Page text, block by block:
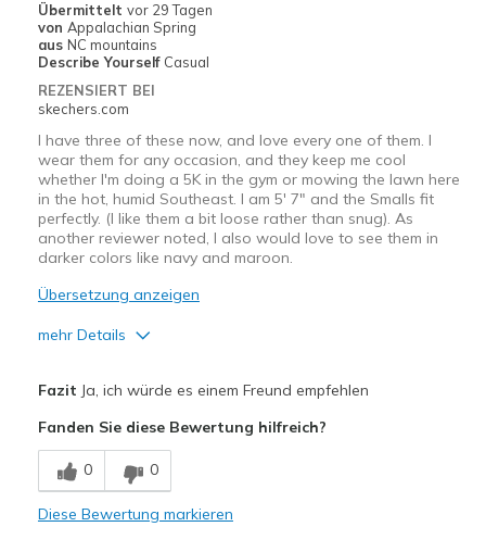
Übermittelt vor 29 Tagen
von Appalachian Spring
aus NC mountains
Describe Yourself Casual
REZENSIERT BEI
skechers.com
I have three of these now, and love every one of them. I
wear them for any occasion, and they keep me cool
whether I'm doing a 5K in the gym or mowing the lawn here
in the hot, humid Southeast. I am 5' 7" and the Smalls fit
perfectly. (I like them a bit loose rather than snug). As
another reviewer noted, I also would love to see them in
darker colors like navy and maroon.
Übersetzung anzeigen
mehr Details
Breathe Well
Comfortable
Fazit Ja, ich würde es einem Freund empfehlen
Fanden Sie diese Bewertung hilfreich?
0 0
Diese Bewertung markieren